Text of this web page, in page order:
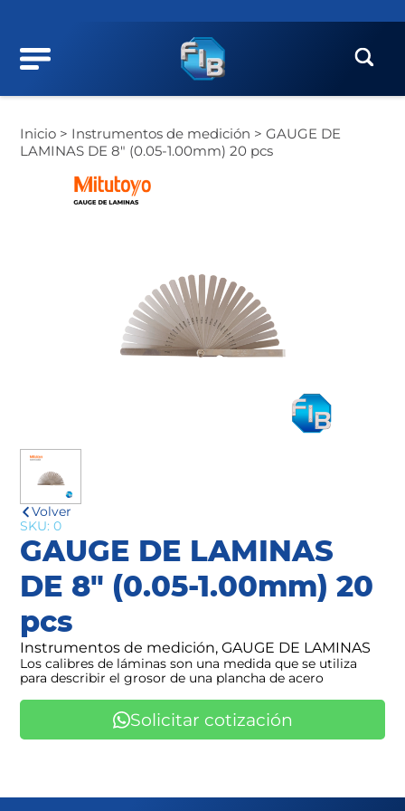
Inicio > Instrumentos de medición >GAUGE DE
LAMINAS DE 8″ (0.05-1.00mm) 20 pcs
Volver
SKU: 0
GAUGE DE LAMINAS
DE 8" (0.05-1.00mm) 20
pcs
Instrumentos de medición, GAUGE DE LAMINAS
Los calibres de láminas son una medida que se utiliza
para describir el grosor de una plancha de acero
Solicitar cotización